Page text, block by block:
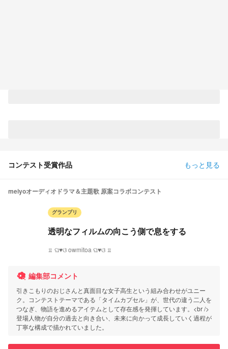
コンテスト受賞作品 もっと見る
meiyoオーディオドラマ＆主題歌 原案コラボコンテスト
グランプリ
透明なフィルムの向こう側で息をする
♖ ଘ♥ଓ owmitoa ଘ♥ଓ ♖
編集部コメント
引きこもりのおじさんと真面目な女子高生という組み合わせがユニー
ク。コンテストテーマである「タイムカプセル」が、世代の違う二人を
つなぎ、物語を進めるアイテムとして存在感を発揮しています。<br />
登場人物が自分の過去と向き合い、未来に向かって成長していく過程が
丁寧な構成で描かれていました。